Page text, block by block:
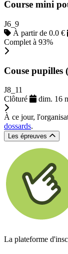
Course mini
J6_9
À partir de 0.0 €
Complet à 93%
Couse pupilles
J8_11
Clôturé
dim. 16
À ce jour,
dossards.
Les épreuves
La plateforme